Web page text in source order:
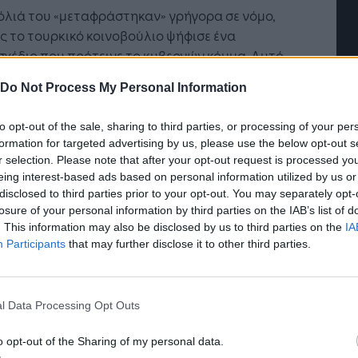
Do Not Process My Personal Information
opt-out of the sale, sharing to third parties, or processing of your
for targeted advertising by us, please use the below opt-out
selection. Please note that after your opt-out request is processed
interest-based ads based on personal information utilized by us
to third parties prior to your opt-out. You may separately
of your personal information by third parties on the IAB’s list of
This information may also be disclosed by us to third parties on the
Participants that may further disclose it to other third parties.
Data Processing Opt Outs
opt-out of the Sharing of my personal data.
του «μεταφράστηκαν» γρήγορα σε νόμο,
το τουρκικό κοινοβούλιο ψήφισε ένα
που πρότεινε το κυβερνών κόμμα. Αυτό
από 1 εκατομμύριο ημερήσιους
στην Τουρκία και να διορίζουν έναν τοπικό
ο οποίος θα είναι υπόλογος στις Αρχές,
θα βρίσκονται αντιμέτωπες με
μέτρα.
ισχυρίζεται ότι έχει 37 εκατομμύρια
στην Τουρκία, τους οποίους μπορεί να
οι υπάλληλοι με ρόλους που σχετίζονται με